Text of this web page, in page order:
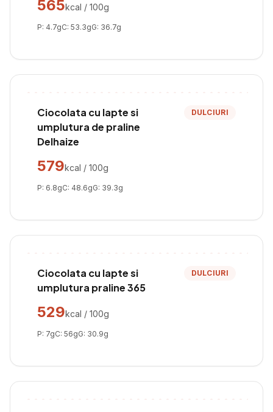
565kcal / 100g
P: 4.7gC: 53.3gG: 36.7g
Ciocolata cu lapte si
umplutura de praline
Delhaize
DULCIURI
579kcal / 100g
P: 6.8gC: 48.6gG: 39.3g
Ciocolata cu lapte si
umplutura praline 365
DULCIURI
529kcal / 100g
P: 7gC: 56gG: 30.9g